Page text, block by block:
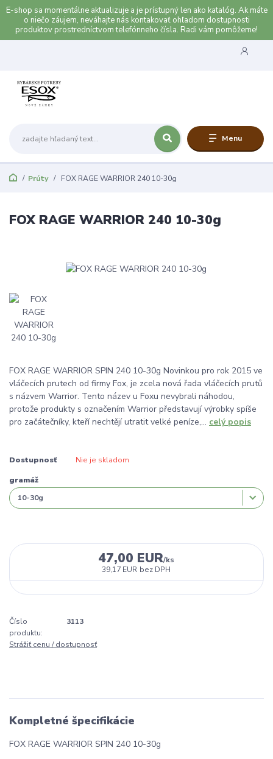
E-shop sa momentálne aktualizuje a je prístupný len ako katalóg. Ak máte
o niečo záujem, neváhajte nás kontakovať ohľadom dostupnosti
produktov prostredníctvom telefónneho čísla. Radi vám pomôžeme!
Menu
Prúty FOX RAGE WARRIOR 240 10-30g
FOX RAGE WARRIOR 240 10-30g
FOX RAGE WARRIOR SPIN 240 10-30g Novinkou pro rok 2015 ve
vláčecích prutech od firmy Fox, je zcela nová řada vláčecích prutů
s názvem Warrior. Tento název u Foxu nevybrali náhodou,
protože produkty s označením Warrior představují výrobky spíše
pro začátečníky, kteří nechtějí utratit velké peníze,... celý popis
Dostupnosť Nie je skladom
gramáž
47,00 EUR/ks
39,17 EUR bez DPH
Číslo
produktu:
3113
Strážiť cenu / dostupnosť
Kompletné špecifikácie
FOX RAGE WARRIOR SPIN 240 10-30g